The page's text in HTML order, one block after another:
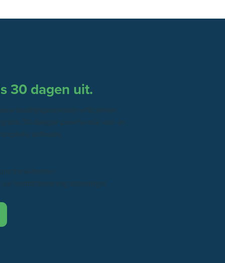
30 dagen uit.
bedrijfsprocessen efficiënter
30-daagse proefversie aan en
software.
uw bedrijfsvoering stroomlijnt